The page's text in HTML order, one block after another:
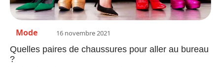
Mode 16 novembre 2021
Quelles paires de chaussures pour aller au bureau
?